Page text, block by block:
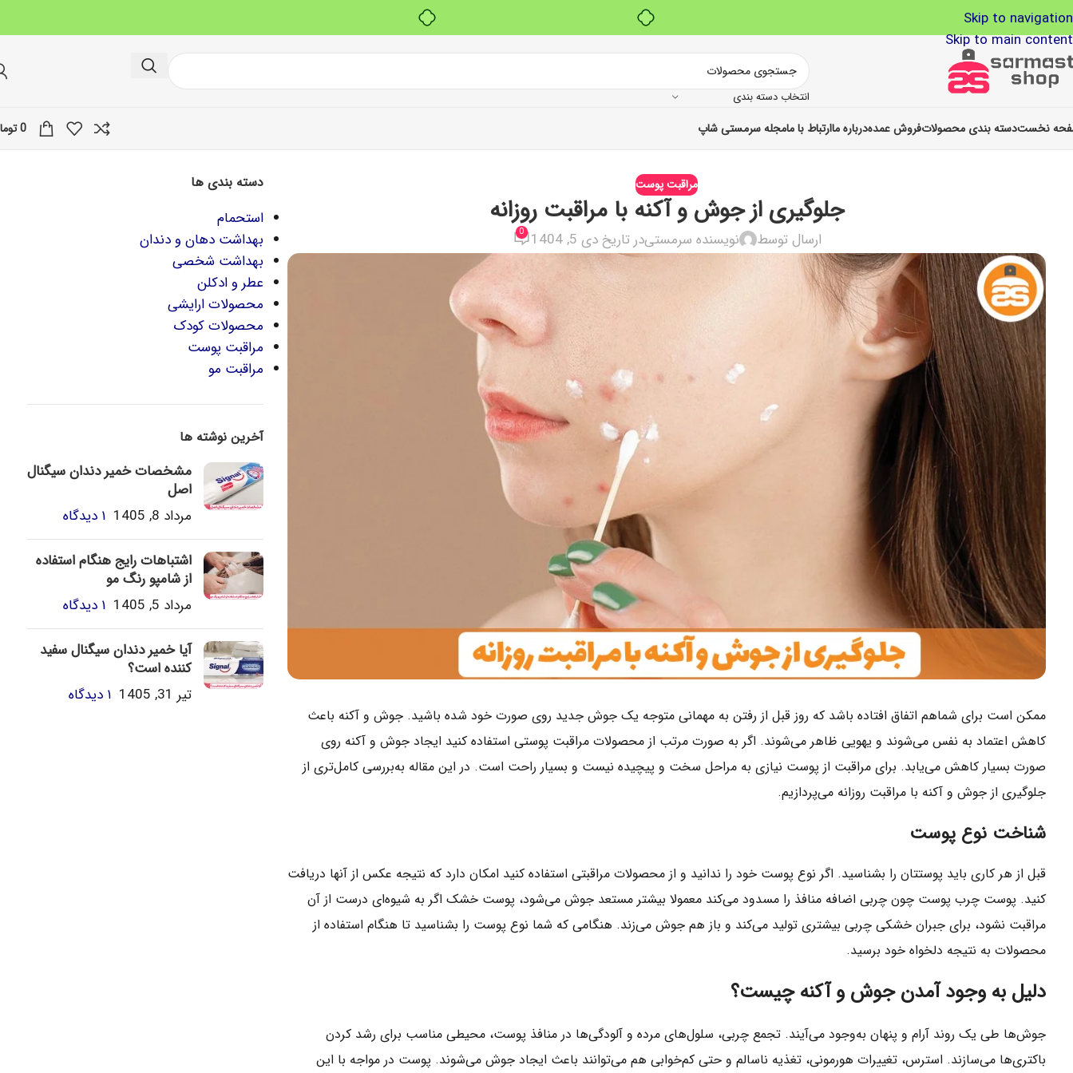
Skip to navigation
Skip to main content
انتخاب دسته بندی
نخستدسته بندی محصولاتفروش عمدهدرباره ماارتباط با مامجله سرمستی شاپ 0
مراقبت پوست
جلوگیری از جوش و آکنه با مراقبت روزانه
ارسال توسط نویسنده سرمستیدر تاریخ دی 5, 1404 0
ممکن است برای شماهم اتفاق افتاده باشد که روز قبل از رفتن به مهمانی متوجه یک جوش جدید روی صورت خود شده باشید. جوش و آکنه باعث
کاهش اعتماد به نفس می‌شوند و یهویی ظاهر می‌شوند. اگر به صورت مرتب از محصولات مراقبت پوستی استفاده کنید ایجاد جوش و آکنه روی
صورت بسیار کاهش می‌یابد. برای مراقبت از پوست نیازی به مراحل سخت و پیچیده نیست و بسیار راحت است. در این مقاله به‌بررسی کامل‌تری از
جلوگیری از جوش و آکنه با مراقبت روزانه می‌پردازیم.
شناخت نوع پوست
قبل از هر کاری باید پوستتان را بشناسید. اگر نوع پوست خود را ندانید و از محصولات مراقبتی استفاده کنید امکان دارد که نتیجه عکس از آنها دریافت
کنید. پوست چرب پوست چون چربی اضافه منافذ را مسدود می‌کند معمولا بیشتر مستعد جوش می‌شود، پوست خشک اگر به شیوه‌ای درست از آن
مراقبت نشود، برای جبران خشکی چربی بیشتری تولید می‌کند و باز هم جوش می‌زند. هنگامی که شما نوع پوست را بشناسید تا هنگام استفاده از
محصولات به نتیجه دلخواه خود برسید.
دلیل به وجود آمدن جوش و آکنه چیست؟
جوش‌ها طی یک روند آرام و پنهان به‌وجود می‌آیند. تجمع چربی، سلول‌های مرده و آلودگی‌ها در منافذ پوست، محیطی مناسب برای رشد کردن
باکتری‌ها می‌سازند. استرس، تغییرات هورمونی، تغذیه ناسالم و حتی کم‌خوابی هم می‌توانند باعث ایجاد جوش می‌شوند. پوست در مواجه با این
دسته بندی ها
استحمام
بهداشت دهان و دندان
بهداشت شخصی
عطر و ادکلن
محصولات ارایشی
محصولات کودک
مراقبت پوست
مراقبت مو
آخرین نوشته ها
مشخصات خمیر دندان سیگنال
اصل
مرداد 8, 1405
۱ دیدگاه
اشتباهات رایج هنگام استفاده
از شامپو رنگ مو
مرداد 5, 1405
۱ دیدگاه
آیا خمیر دندان سیگنال سفید
کننده است؟
تیر 31, 1405
۱ دیدگاه